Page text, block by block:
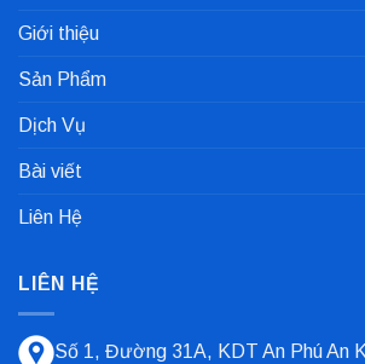
Quan
Các
Loại
Nhất
Giới thiệu
Sản Phẩm
Dịch Vụ
Bài viết
Liên Hệ
LIÊN HỆ
Số 1, Đường 31A, KDT An Phú